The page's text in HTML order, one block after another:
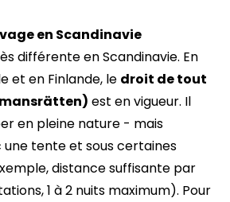
en Scandinavie
différente en Scandinavie. En
et en Finlande, le droit de tout
est en vigueur. Il
en pleine nature - mais
tente et sous certaines
distance suffisante par
1 à 2 nuits maximum). Pour